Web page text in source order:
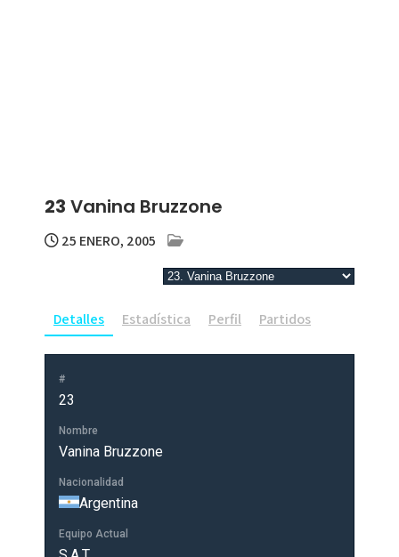
23 Vanina Bruzzone
25 ENERO, 2005
Detalles Estadística Perfil Partidos
#
23
Nombre
Vanina Bruzzone
Nacionalidad
Argentina
Equipo Actual